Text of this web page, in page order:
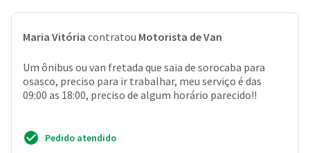
Maria Vitória contratou Motorista de Van
Um ônibus ou van fretada que saia de sorocaba para
osasco, preciso para ir trabalhar, meu serviço é das
09:00 as 18:00, preciso de algum horário parecido!!
Pedido atendido